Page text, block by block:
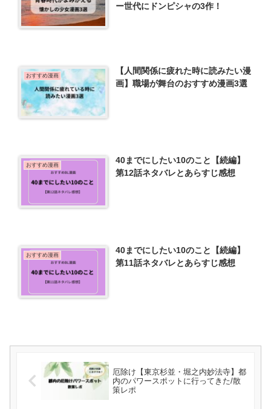
ー世代にドンピシャの3作！
おすすめ漫画
【人間関係に疲れた時に読みたい漫
画】職場が舞台のおすすめ漫画3選
おすすめ漫画
40までにしたい10のこと【続編】
第12話ネタバレとあらすじ感想
おすすめ漫画
40までにしたい10のこと【続編】
第11話ネタバレとあらすじ感想
厄除け【東京杉並・堀之内妙法寺】都
内のパワースポットに行ってきた/散
策レポ